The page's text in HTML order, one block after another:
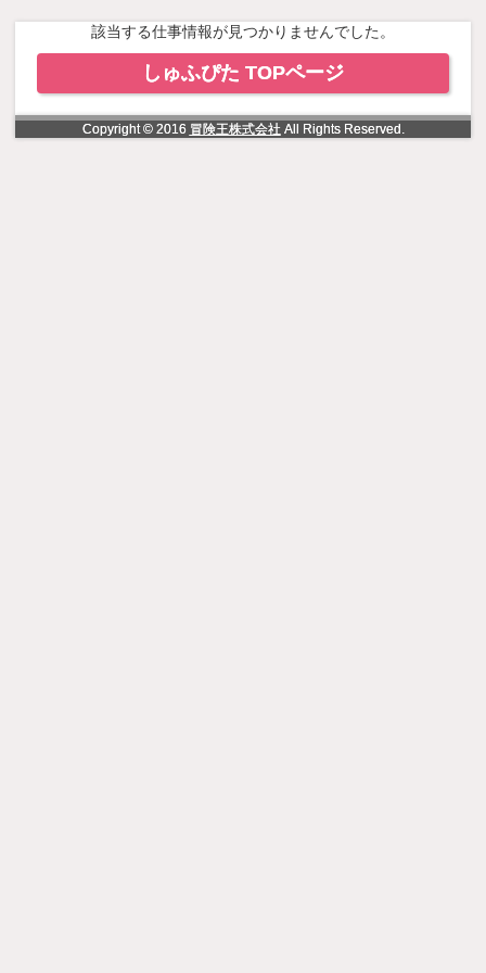
該当する仕事情報が見つかりませんでした。
しゅふぴた TOPページ
Copyright © 2016 冒険王株式会社All Rights Reserved.